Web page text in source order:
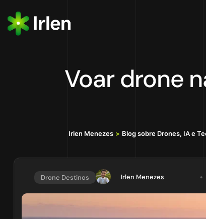
Voar drone
Irlen Menezes > Blog sobre Drones, IA e
Drone Destinos Irlen Menezes